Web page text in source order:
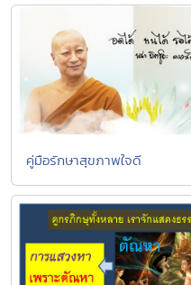
คู่มือรักษาสุขภาพใจดี